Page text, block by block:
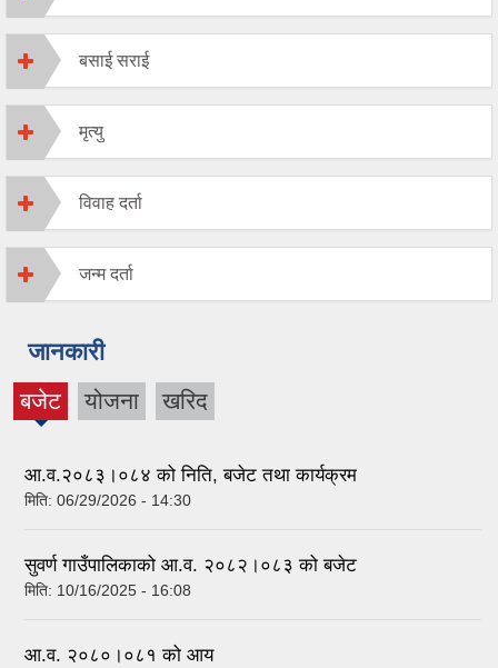
बसाई सराई
मृत्यु
विवाह दर्ता
जन्म दर्ता
जानकारी
बजेट
(active
योजना खरिद
आ.व.२०८३।०८४ को निति, बजेट तथा कार्यक्रम
मिति: 06/29/2026 - 14:30
सुवर्ण गाउँपालिकाको आ.व. २०८२।०८३ को बजेट
मिति: 10/16/2025 - 16:08
आ.व. २०८०।०८१ को आय